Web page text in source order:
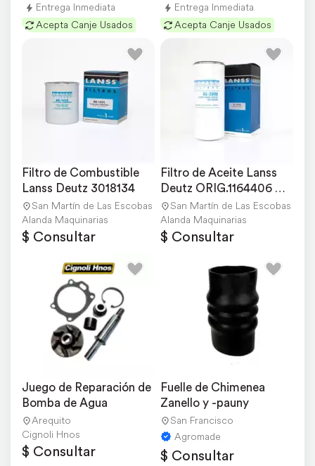
Entrega Inmediata
Acepta Canje Usados
Entrega Inmediata
Acepta Canje Usados
Filtro de Combustible
Lanss Deutz 3018134
San Martín de Las Escobas
Alanda Maquinarias
$ Consultar
Filtro de Aceite Lanss
Deutz ORIG.1164406
4305722
San Martín de Las Escobas
Alanda Maquinarias
$ Consultar
Juego de Reparación de
Bomba de Agua
Arequito
Cignoli Hnos
$ Consultar
Fuelle de Chimenea
Zanello y -pauny
San Francisco
Agromade
$ Consultar